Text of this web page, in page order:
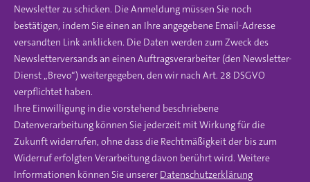
Newsletter zu schicken. Die Anmeldung müssen Sie noch
bestätigen, indem Sie einen an Ihre angegebene Email-Adresse
versandten Link anklicken. Die Daten werden zum Zweck des
Newsletterversands an einen Auftragsverarbeiter (den Newsletter-
Dienst „Brevo“) weitergegeben, den wir nach Art. 28 DSGVO
verpflichtet haben.
Ihre Einwilligung in die vorstehend beschriebene
Datenverarbeitung können Sie jederzeit mit Wirkung für die
Zukunft widerrufen, ohne dass die Rechtmäßigkeit der bis zum
Widerruf erfolgten Verarbeitung davon berührt wird. Weitere
Informationen können Sie unserer Datenschutzerklärung